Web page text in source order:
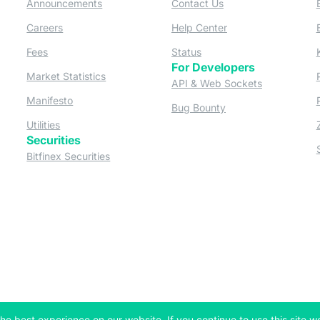
tab)
new tab)
new tab)
new tab)
in a new tab)
a new tab)
Announcements
Careers
Fees
Market Statistics (opens in a new tab)
Manifesto(opens in a new tab)
Utilities
Securities
Bitfinex Securities
Contact Us
Help Center(opens in a new
Status(opens in a new tab)
For Developers
API & Web Sockets(opens in a
Bug Bounty(opens in a new tab)